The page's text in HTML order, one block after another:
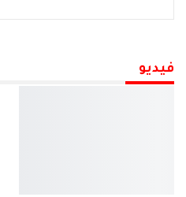
فيديو